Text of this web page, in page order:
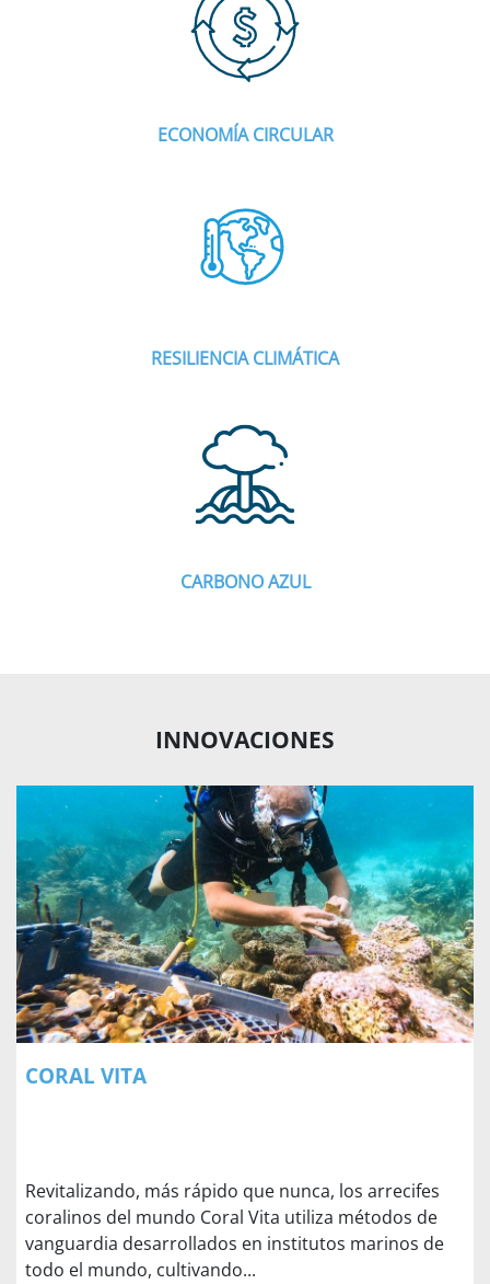
ECONOMÍA CIRCULAR
RESILIENCIA CLIMÁTICA
CARBONO AZUL
INNOVACIONES
CORAL VITA
Revitalizando, más rápido que nunca, los arrecifes
coralinos del mundo Coral Vita utiliza métodos de
vanguardia desarrollados en institutos marinos de
todo el mundo, cultivando...